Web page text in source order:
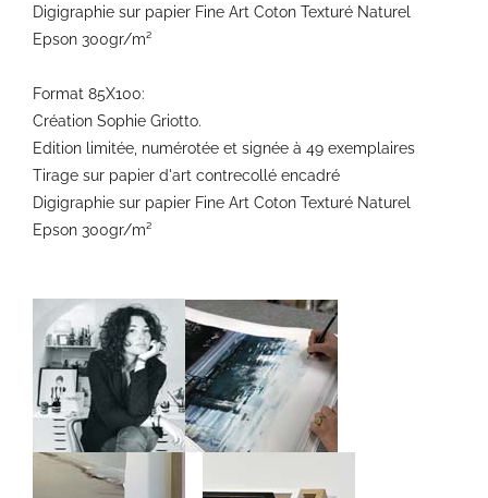
Digigraphie sur papier Fine Art Coton Texturé Naturel
Epson 300gr/m²
Format 85X100:
Création Sophie Griotto.
Edition limitée, numérotée et signée à 49 exemplaires
Tirage sur papier d'art contrecollé encadré
Digigraphie sur papier Fine Art Coton Texturé Naturel
Epson 300gr/m²